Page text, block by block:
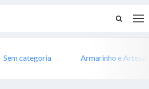
Sem categoria Armarinho e